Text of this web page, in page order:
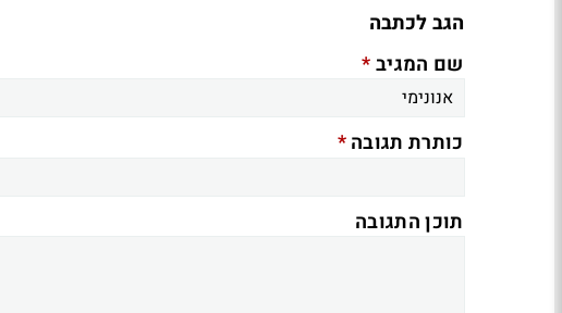
הגב לכתבה
שם המגיב*
כותרת תגובה*
תוכן התגובה